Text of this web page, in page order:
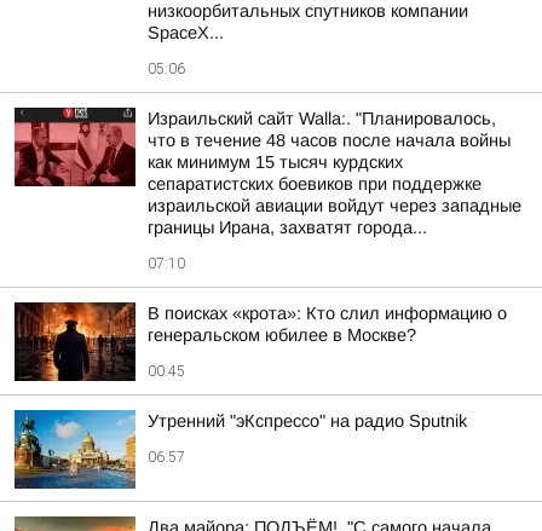
низкоорбитальных спутников компании
SpaceX...
05:06
Израильский сайт Walla:. "Планировалось,
что в течение 48 часов после начала войны
как минимум 15 тысяч курдских
сепаратистских боевиков при поддержке
израильской авиации войдут через западные
границы Ирана, захватят города...
07:10
В поисках «крота»: Кто слил информацию о
генеральском юбилее в Москве?
00:45
Утренний "эКспрессо" на радио Sputnik
06:57